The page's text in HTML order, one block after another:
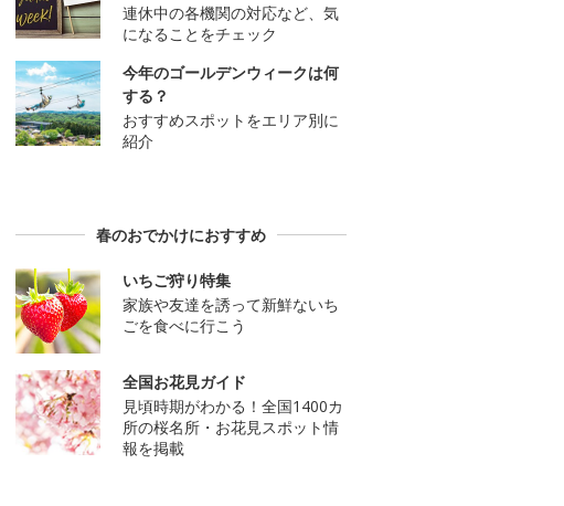
連休中の各機関の対応など、気
になることをチェック
今年のゴールデンウィークは何
する？
おすすめスポットをエリア別に
紹介
春のおでかけにおすすめ
いちご狩り特集
家族や友達を誘って新鮮ないち
ごを食べに行こう
全国お花見ガイド
見頃時期がわかる！全国1400カ
所の桜名所・お花見スポット情
報を掲載